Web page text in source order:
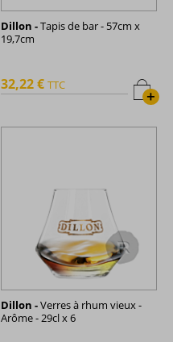
Dillon -Tapis de bar - 57cm x
19,7cm
+
32,22 € TTC
Dillon -Verres à rhum vieux -
Arôme - 29cl x 6